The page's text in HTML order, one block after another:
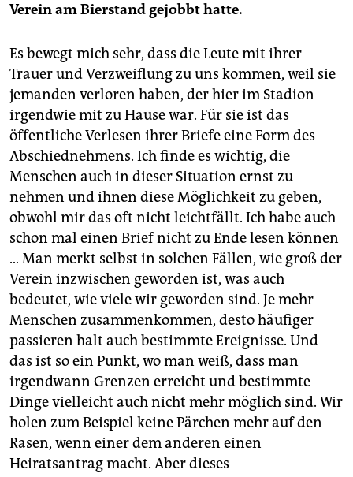
Verein am Bierstand gejobbt hatte.
Es bewegt mich sehr, dass die Leute mit ihrer
Trauer und Verzweiflung zu uns kommen, weil sie
jemanden verloren haben, der hier im Stadion
irgendwie mit zu Hause war. Für sie ist das
öffentliche Verlesen ihrer Briefe eine Form des
Abschiednehmens. Ich finde es wichtig, die
Menschen auch in dieser Situation ernst zu
nehmen und ihnen diese Möglichkeit zu geben,
obwohl mir das oft nicht leichtfällt. Ich habe auch
schon mal einen Brief nicht zu Ende lesen können
… Man merkt selbst in ­solchen Fällen, wie groß der
Verein inzwischen geworden ist, was auch
bedeutet, wie viele wir geworden sind. Je mehr
Menschen zusammenkommen, desto häufiger
pas­sieren halt auch bestimmte Ereignisse. Und
das ist so ein Punkt, wo man weiß, dass man
irgendwann Grenzen erreicht und bestimmte
Dinge vielleicht auch nicht mehr möglich sind. Wir
holen zum Beispiel keine Pärchen mehr auf den
Rasen, wenn einer dem anderen einen
Heiratsantrag macht. Aber dieses